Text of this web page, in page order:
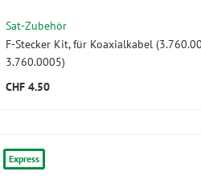
Sat-Zubehör
F-Stecker Kit, für Koaxialkabel
3.760.0005)
CHF 4.50
Express